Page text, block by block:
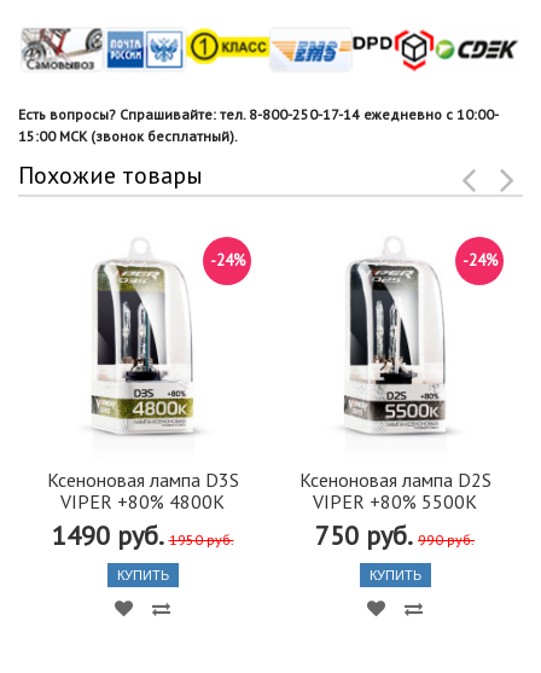
Есть вопросы? Спрашивайте: тел. 8-800-250-17-14 ежедневно с 10:00-
15:00 МСК (звонок бесплатный).
Похожие товары
Ксеноновая лампа D3S
VIPER +80% 4800K
1490 руб. 1950 руб.
-24%
КУПИТЬ
Ксеноновая лампа D2S
VIPER +80% 5500K
750 руб. 990 руб.
-24%
КУПИТЬ